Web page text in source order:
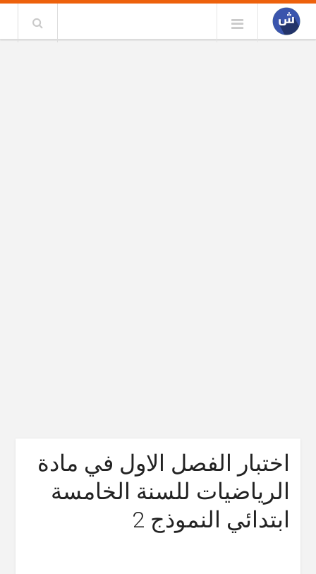
اختبار الفصل الاول في مادة
الرياضيات للسنة الخامسة
ابتدائي النموذج 2